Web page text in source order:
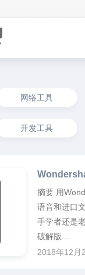
网络工具
开发工具
摘要 用
语音和进口
手学者还是
破解版...
2018年12月